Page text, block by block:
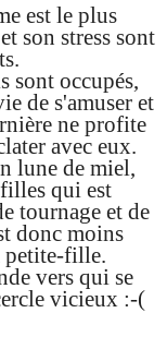
est le plus
son stress sont
sont occupés,
de s'amuser et
ne profite
avec eux.
lune de miel,
qui est
tournage et de
donc moins
petite-fille.
vers qui se
vicieux :-(